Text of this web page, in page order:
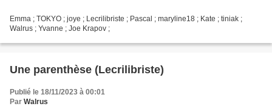
Emma ; TOKYO ; joye ; Lecrilibriste ; Pascal ; maryline18 ; Kate ; tiniak ;
Walrus ; Yvanne ; Joe Krapov ;
Une parenthèse (Lecrilibriste)
Publié le 18/11/2023 à 00:01
Par Walrus